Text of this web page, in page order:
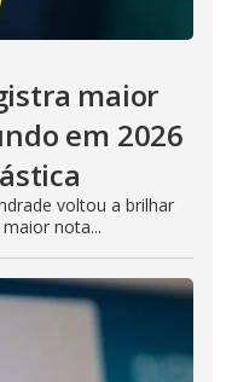
maior
em 2026
voltou a brilhar
nota...